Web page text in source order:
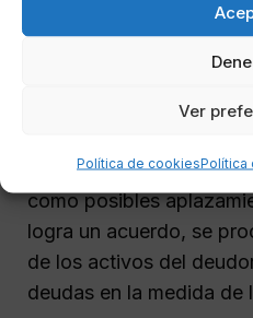
Ver
Política de cookiesPolítica
Negociación de la
un convenio que
como posibles
logra un acuerdo, se
de los activos del
deudas en la medida de